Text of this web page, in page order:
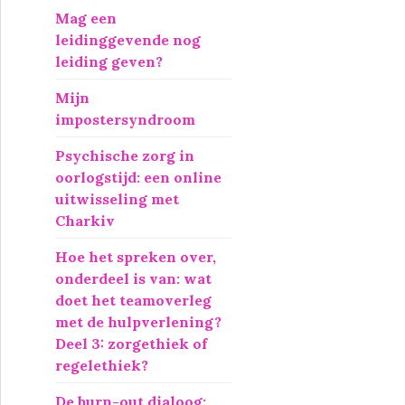
r
:
Mag een
leidinggevende nog
leiding geven?
Mijn
impostersyndroom
Psychische zorg in
oorlogstijd: een online
uitwisseling met
Charkiv
Hoe het spreken over,
onderdeel is van: wat
doet het teamoverleg
met de hulpverlening?
Deel 3: zorgethiek of
regelethiek?
De burn-out dialoog: